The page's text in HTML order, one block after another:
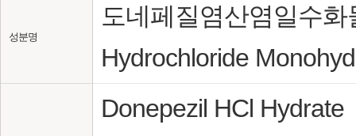
성분명
도네페질염산염일수화
Hydrochloride
Donepezil HCl Hydrate